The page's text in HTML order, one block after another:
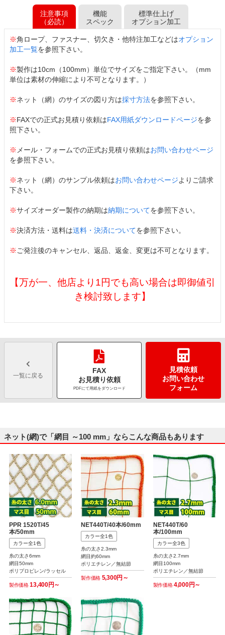
注意事項
（必読）
機能
スペック
標準仕上げ
オプション加工
※角ロープ、ファスナー、切欠き・他特注加工などはオプション
加工一覧を参照下さい。
※製作は10cm（100mm）単位でサイズをご指定下さい。（mm
単位は素材の伸縮により不可となります。）
※ネット（網）のサイズの図り方は採寸方法を参照下さい。
※FAXでの正式お見積り依頼はFAX用紙ダウンロードページを参
照下さい。
※ メール・フォームでの正式お見積り依頼はお問い合わせページ
を参照下さい。
※ネット（網）のサンプル依頼はお問い合わせページよりご請求
下さい。
※サイズオーダー製作の納期は納期についてを参照下さい。
※決済方法・送料は送料・決済についてを参照下さい。
※ ご発注後のキャンセル、返品、返金、変更は不可となります。
【万が一、他店より1円でも高い場合は即御値引
き検討致します】
一覧に戻る
FAX
お見積り依頼
PDFにて用紙をダウンロード
見積依頼
お問い合わせ
フォーム
ネット(網)で「網目 ～100 mm」ならこんな商品もあります
PPR 1520T/45
本/50mm
カラー全1色
糸の太さ6mm
網目50mm
ポリプロピレン/ラッセル
製作価格13,400円～
NET440T/40本/60mm
カラー全1色
糸の太さ2.3mm
網目約60mm
ポリエチレン／無結節
製作価格 5,300円～
NET440T/60
本/100mm
カラー全3色
糸の太さ2.7mm
網目100mm
ポリエチレン／無結節
製作価格4,000円～